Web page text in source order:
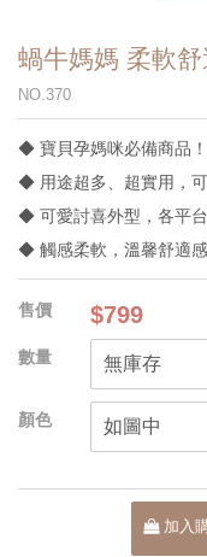
蝸牛媽媽 柔軟
NO.370
◆ 寶貝孕媽咪必備商品！
◆ 用途超多、超實用，
◆ 可愛討喜外型，各平
◆ 觸感柔軟，溫馨舒適
$799
加入